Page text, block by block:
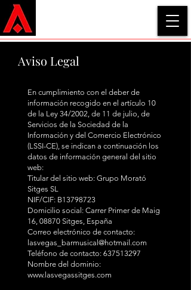
Aviso Legal
En cumplimiento con el deber de
información recogido en el artículo 10
de la Ley 34/2002, de 11 de julio, de
Servicios de la Sociedad de la
Información y del Comercio Electrónico
(LSSI-CE), se indican a continuación los
datos de información general del sitio
web:
Titular del sitio web: Grupo Morató
Sitges SL
NIF/CIF: B13798723
Domicilio social: Carrer Primer de Maig
16, 08870 Sitges, España
Correo electrónico de contacto:
lasvegas_barmusical@hotmail.com
Teléfono de contacto: 637513297
Nombre del dominio:
www.lasvegassitges.com